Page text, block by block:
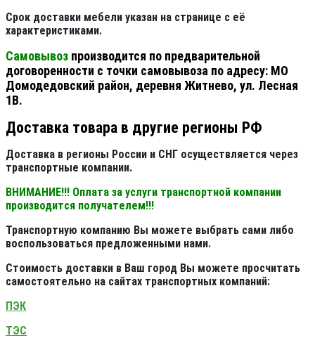
Срок доставки мебели указан на странице с её
характеристиками.
Самовывоз производится по предварительной
договоренности с точки самовывоза по адресу: МО
Домодедовский район, деревня Житнево, ул. Лесная
1В.
Доставка товара в другие регионы РФ
Доставка в регионы России и СНГ осуществляется через
транспортные компании.
ВНИМАНИЕ!!! Оплата за услуги транспортной компании
производится получателем!!!
Транспортную компанию Вы можете выбрать сами либо
воспользоваться предложенными нами.
Стоимость доставки в Ваш город Вы можете просчитать
самостоятельно на сайтах транспортных компаний:
ПЭК
ТЭС